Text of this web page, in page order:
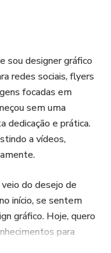
sou designer gráfico
redes sociais, flyers
focadas em
sem uma
dedicação e prática.
a vídeos,
do desejo de
início, se sentem
gráfico. Hoje, quero
para